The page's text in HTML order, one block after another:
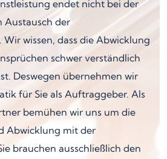
endet nicht bei der
Austausch der
wissen, dass die Abwicklung
schwer verständlich
Deswegen übernehmen wir
für Sie als Auftraggeber. Als
bemühen wir uns um die
Abwicklung mit der
brauchen ausschließlich den